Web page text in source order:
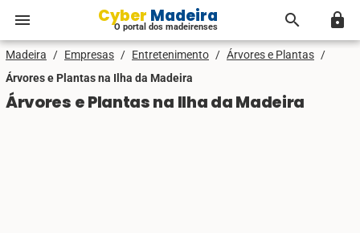
menu Cyber Madeira
O portal dos madeirenses search lock
Madeira / Empresas / Entretenimento / Árvores e Plantas /
Árvores e Plantas na Ilha da Madeira
Árvores e Plantas na Ilha da Madeira